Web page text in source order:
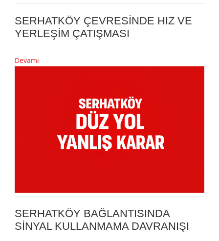
SERHATKÖY ÇEVRESİNDE HIZ VE
YERLEŞİM ÇATIŞMASI
Devamı
SERHATKÖY BAĞLANTISINDA
SİNYAL KULLANMAMA DAVRANIŞI